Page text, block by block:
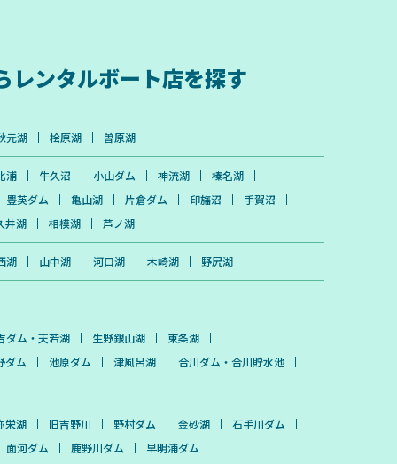
レンタルボート店を探す
元湖 桧原湖 曽原湖
浦 牛久沼 小山ダム 神流湖
榛名湖
豊英ダム
亀山湖 片倉ダム 印旛沼
手賀沼
井湖
相模湖 芦ノ湖
湖 山中湖 河口湖 木崎湖 野尻湖
ダム・天若湖 生野銀山湖
東条湖
ダム
池原ダム 津風呂湖 合川ダム・合川貯水池
栄湖 旧吉野川 野村ダム 金砂湖
石手川ダム
面河ダム
鹿野川ダム 早明浦ダム